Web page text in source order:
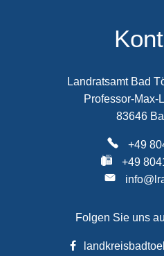
Landratsamt Bad
Professor-Max-
83646
+49
+49
Folgen Sie uns